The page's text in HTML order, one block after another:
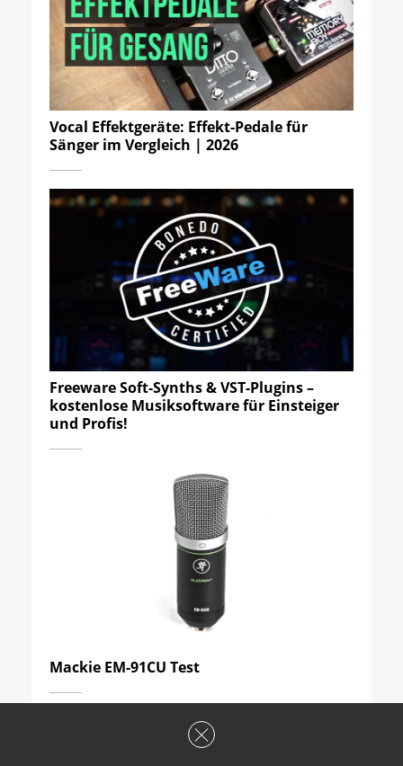
Vocal Effektgeräte: Effekt-Pedale für
Sänger im Vergleich | 2026
Freeware Soft-Synths & VST-Plugins –
kostenlose Musiksoftware für Einsteiger
und Profis!
Mackie EM-91CU Test